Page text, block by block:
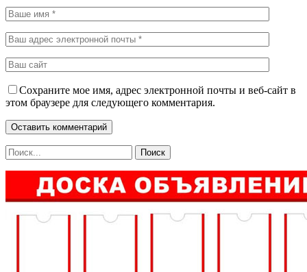
Сохраните мое имя, адрес электронной почты и веб-сайт в
этом браузере для следующего комментария.